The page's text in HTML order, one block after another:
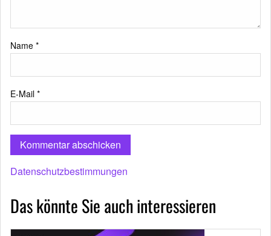
Name *
E-Mail *
Datenschutzbestimmungen
Das könnte Sie auch interessieren